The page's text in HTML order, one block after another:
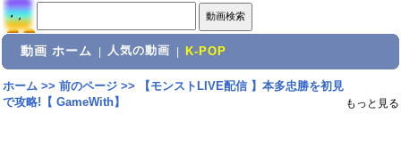
動画 ホーム 人気の動画 K-POP
ホーム>> 前のページ>>
【モンストLIVE配信 】本多忠勝を初見
で攻略!【 GameWith】
もっと見る